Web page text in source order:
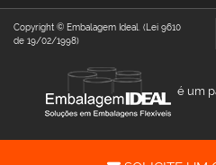
Copyright © Embalagem Ideal. (Lei 9610
de 19/02/1998)
é um